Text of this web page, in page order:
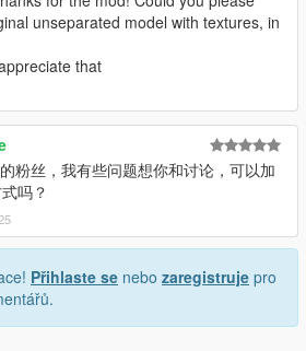
unseparated model with textures, in
that
粉丝，我有些问题想你和讨论，可以加
吗？
Přihlaste se nebo zaregistruje pro